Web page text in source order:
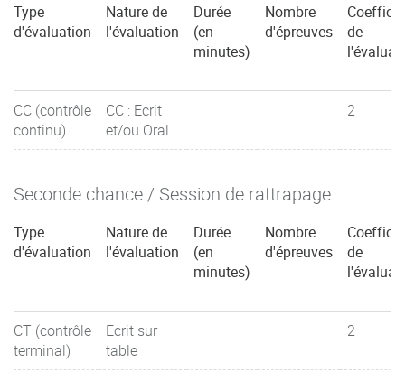
Type
d'évaluation
Nature de
l'évaluation
Durée
(en
minutes)
Nombre
d'épreuves
de
CC (contrôle
continu)
CC : Ecrit
et/ou Oral
2
Seconde chance / Session de rattrapage
Type
d'évaluation
Nature de
l'évaluation
Durée
(en
minutes)
Nombre
d'épreuves
de
CT (contrôle
terminal)
Ecrit sur
table
2